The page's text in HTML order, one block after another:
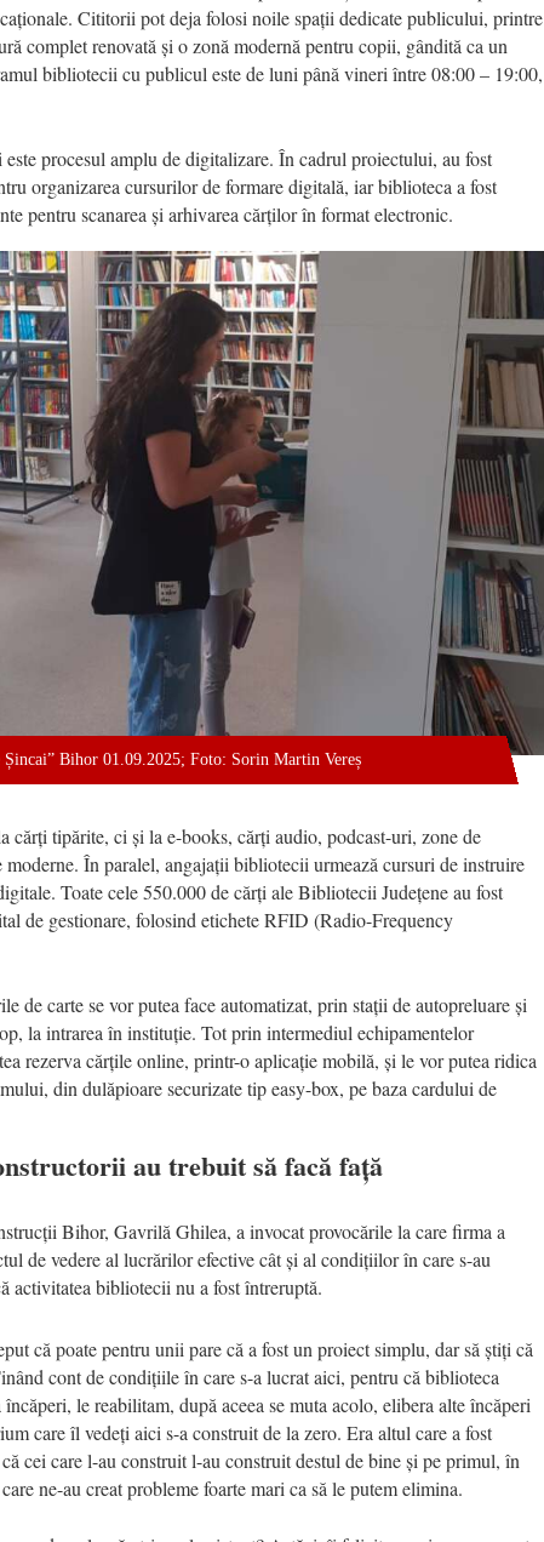
Cititorii pot deja folosi noile spații dedicate publicului, printre
complet renovată și o zonă modernă pentru copii, gândită ca un
bibliotecii cu publicul este de luni până vineri între 08:00 – 19:00,
procesul amplu de digitalizare. În cadrul proiectului, au fost
organizarea cursurilor de formare digitală, iar biblioteca a fost
pentru scanarea și arhivarea cărților în format electronic.
Șincai” Bihor 01.09.2025; Foto: Sorin Martin Vereș
cărți tipărite, ci și la e-books, cărți audio, podcast-uri, zone de
În paralel, angajații bibliotecii urmează cursuri de instruire
Toate cele 550.000 de cărți ale Bibliotecii Județene au fost
de gestionare, folosind etichete RFID (Radio-Frequency
de carte se vor putea face automatizat, prin stații de autopreluare și
la intrarea în instituție. Tot prin intermediul echipamentelor
rezerva cărțile online, printr-o aplicație mobilă, și le vor putea ridica
din dulăpioare securizate tip easy-box, pe baza cardului de
au trebuit să facă față
Bihor, Gavrilă Ghilea, a invocat provocările la care firma a
de vedere al lucrărilor efective cât și al condițiilor în care s-au
activitatea bibliotecii nu a fost întreruptă.
că poate pentru unii pare că a fost un proiect simplu, dar să știți că
cont de condițiile în care s-a lucrat aici, pentru că biblioteca
le reabilitam, după aceea se muta acolo, elibera alte încăperi
care îl vedeți aici s-a construit de la zero. Era altul care a fost
cei care l-au construit l-au construit destul de bine și pe primul, în
ne-au creat probleme foarte mari ca să le putem elimina.